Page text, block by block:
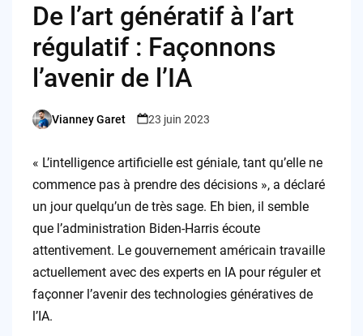
De l’art génératif à l’art
régulatif : Façonnons
l’avenir de l’IA
Posted
Vianney Garet 23 juin 2023
« L’intelligence artificielle est géniale, tant qu’elle ne
commence pas à prendre des décisions », a déclaré
un jour quelqu’un de très sage. Eh bien, il semble
que l’administration Biden-Harris écoute
attentivement. Le gouvernement américain travaille
actuellement avec des experts en IA pour réguler et
façonner l’avenir des technologies génératives de
l’IA.